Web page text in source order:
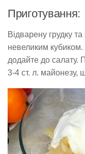
Приготування:
Відварену грудку
невеликим кубиком.
додайте до салату.
3-4 ст. л. майонезу,